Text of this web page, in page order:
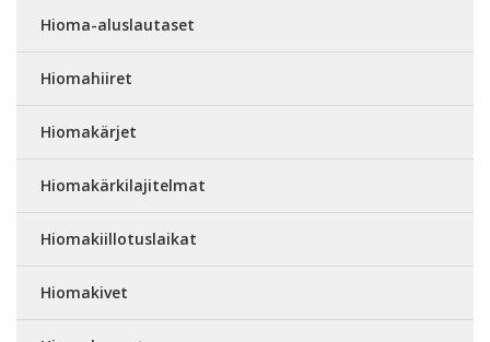
Hioma-aluslautaset
Hiomahiiret
Hiomakärjet
Hiomakärkilajitelmat
Hiomakiillotuslaikat
Hiomakivet